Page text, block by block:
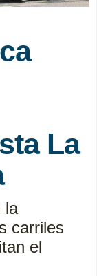
La
la
carriles
el